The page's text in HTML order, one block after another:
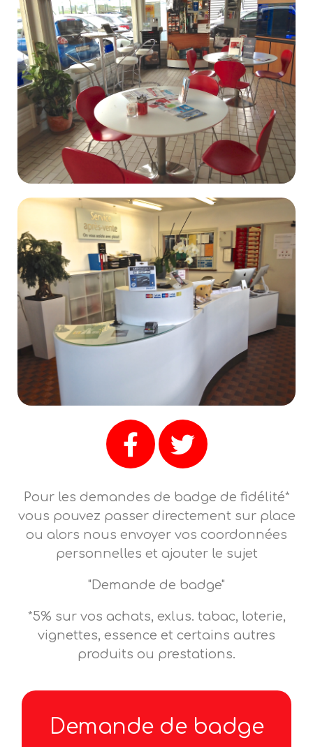
Pour les demandes de badge de fidélité*
vous pouvez passer directement sur place
ou alors nous envoyer vos coordonnées
personnelles et ajouter le sujet
"Demande de badge"
*5% sur vos achats, exlus. tabac, loterie,
vignettes, essence et certains autres
produits ou prestations.
Demande de badge